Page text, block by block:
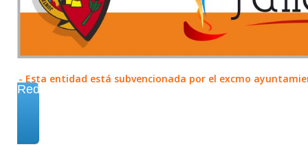
- Esta entidad está subvencionada por el excmo
Redes